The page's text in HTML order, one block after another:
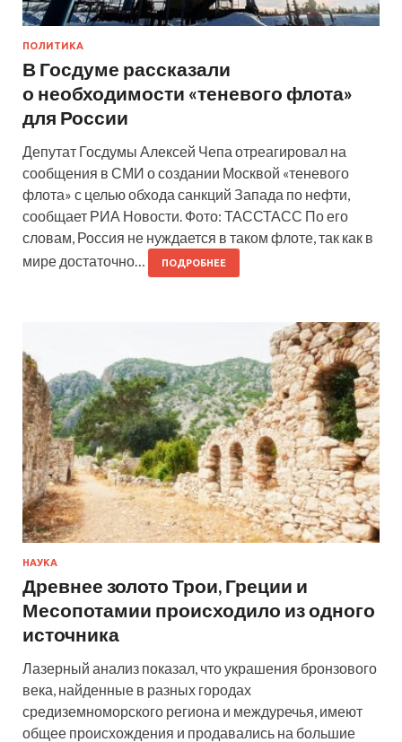
ПОЛИТИКА
В Госдуме рассказали
о необходимости «теневого флота»
для России
Депутат Госдумы Алексей Чепа отреагировал на
сообщения в СМИ о создании Москвой «теневого
флота» с целью обхода санкций Запада по нефти,
сообщает РИА Новости. Фото: ТАССТАСС По его
словам, Россия не нуждается в таком флоте, так как в
мире достаточно…
ПОДРОБНЕЕ
НАУКА
Древнее золото Трои, Греции и
Месопотамии происходило из одного
источника
Лазерный анализ показал, что украшения бронзового
века, найденные в разных городах
средиземноморского региона и междуречья, имеют
общее происхождения и продавались на большие